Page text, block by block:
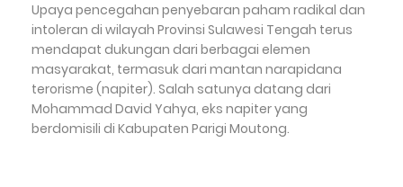
Upaya pencegahan penyebaran paham radikal dan
intoleran di wilayah Provinsi Sulawesi Tengah terus
mendapat dukungan dari berbagai elemen
masyarakat, termasuk dari mantan narapidana
terorisme (napiter). Salah satunya datang dari
Mohammad David Yahya, eks napiter yang
berdomisili di Kabupaten Parigi Moutong.